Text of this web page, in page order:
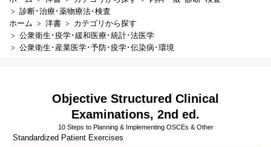
診断･治療･薬物療法･検査
ホーム
洋書
カテゴリから探す
公衆衛生･疫学･緩和医療･統計･法医学
公衆衛生･産業医学･予防･疫学･伝染病･環境
Objective Structured Clinical
Examinations, 2nd ed.
10 Steps to Planning & Implementing OSCEs & Other
Standardized Patient Exercises